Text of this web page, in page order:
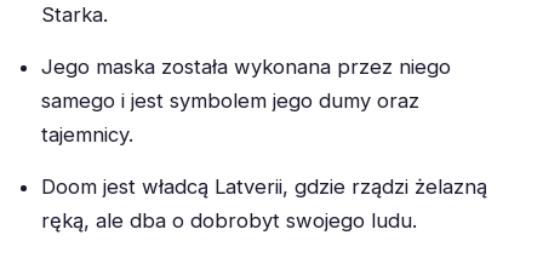
Starka.
Jego maska została wykonana przez niego
samego i jest symbolem jego dumy oraz
tajemnicy.
Doom jest władcą Latverii, gdzie rządzi żelazną
ręką, ale dba o dobrobyt swojego ludu.